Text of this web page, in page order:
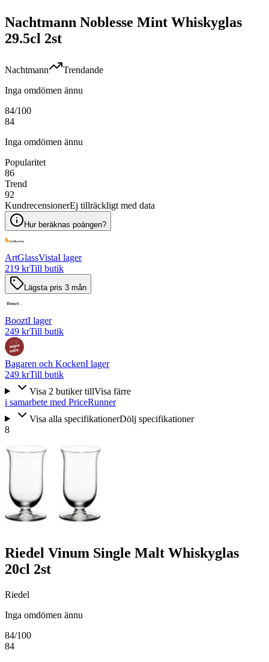
Nachtmann Noblesse Mint Whiskyglas
29.5cl 2st
Nachtmann
Trendande
Inga omdömen ännu
84/100
84
Inga omdömen ännu
Popularitet
86
Trend
92
KundrecensionerEj tillräckligt med data
Hur beräknas poängen?
ArtGlassVistaI lager
219 krTill butik
Lägsta pris 3 mån
BooztI lager
249 krTill butik
Bagaren och KockenI lager
249 krTill butik
Visa 2 butiker tillVisa färre
i samarbete med PriceRunner
Visa alla specifikationerDölj specifikationer
8
Riedel Vinum Single Malt Whiskyglas
20cl 2st
Riedel
Inga omdömen ännu
84/100
84